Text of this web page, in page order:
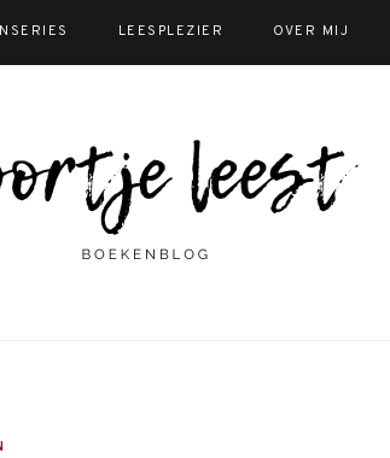
LEESPLEZIER OVER MIJ